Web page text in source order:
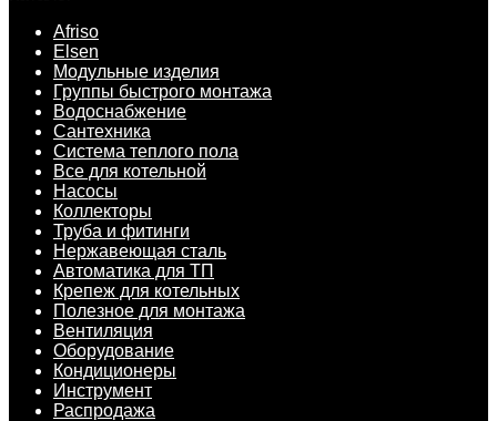
Afriso
Elsen
Модульные изделия
Группы быстрого монтажа
Водоснабжение
Сантехника
Система теплого пола
Все для котельной
Насосы
Коллекторы
Труба и фитинги
Нержавеющая сталь
Автоматика для ТП
Крепеж для котельных
Полезное для монтажа
Вентиляция
Оборудование
Кондиционеры
Инструмент
Распродажа